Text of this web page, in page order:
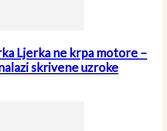
Ljerka ne krpa motore –
skrivene uzroke